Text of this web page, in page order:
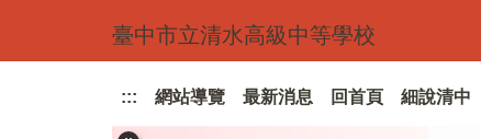
主
臺中市立清水高級中等學校
::: 網站導覽 最新消息 回首頁 細說清中